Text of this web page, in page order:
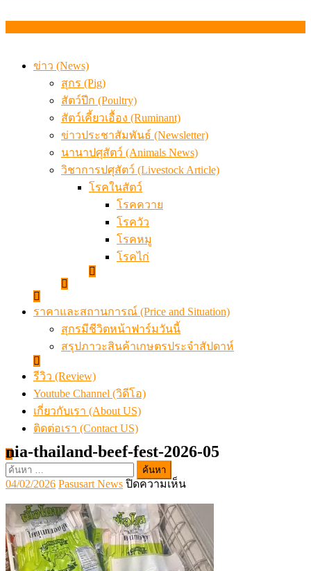
ข่าว (News)
สุกร (Pig)
สัตว์ปีก (Poultry)
สัตว์เคี้ยวเอื้อง (Ruminant)
ข่าวประชาสัมพันธ์ (Newsletter)
นานาปศุสัตว์ (Animals News)
วิชาการปศุสัตว์ (Livestock Article)
โรคในสัตว์
โรคควาย
โรควัว
โรคหมู
โรคไก่
ราคาและสถานการณ์ (Price and Situation)
สุกรมีชีวิตหน้าฟาร์มวันนี้
สรุปภาวะสินค้าเกษตรประจำสัปดาห์
รีวิว (Review)
Youtube Channel (วิดีโอ)
เกี่ยวกับเรา (About US)
ติดต่อเรา (Contact US)
ค้นหา
สำหรับ:
nia-thailand-beef-fest-2026-05
Posted
on
04/02/2026Author
Pasusart News ปิดความเห็นบน
thailand-
beef-
fest-
2026-
05